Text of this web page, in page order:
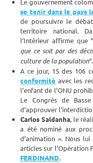
Le gouvernement
se tenir dans le pays
de poursuivre le
territoire national.
l’Intérieur affirme que “
que ce soit par des
culture de la population“.
A ce jour, 15 des 106
conformité avec les
l’enfant de l’ONU
Le Congrès de
d’approuver
Carlos Saldanha, le
a été nominé aux
d’animation ». Nous
articles sur l’Opération
FERDINAND.